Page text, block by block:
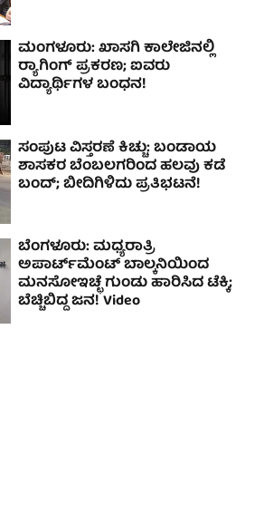
ಮಂಗಳೂರು: ಖಾಸಗಿ ಕಾಲೇಜಿನಲ್ಲಿ
ರ‍್ಯಾಗಿಂಗ್ ಪ್ರಕರಣ; ಐವರು
ವಿದ್ಯಾರ್ಥಿಗಳ ಬಂಧನ!
ಸಂಪುಟ ವಿಸ್ತರಣೆ ಕಿಚ್ಚು: ಬಂಡಾಯ
ಶಾಸಕರ ಬೆಂಬಲಗರಿಂದ ಹಲವು ಕಡೆ
ಬಂದ್; ಬೀದಿಗಿಳಿದು ಪ್ರತಿಭಟನೆ!
ಬೆಂಗಳೂರು: ಮಧ್ಯರಾತ್ರಿ
ಅಪಾರ್ಟ್‌ಮೆಂಟ್‌ ಬಾಲ್ಕನಿಯಿಂದ
ಮನಸೋಇಚ್ಛೆ ಗುಂಡು ಹಾರಿಸಿದ ಟೆಕ್ಕಿ;
ಬೆಚ್ಚಿಬಿದ್ದ ಜನ! Video